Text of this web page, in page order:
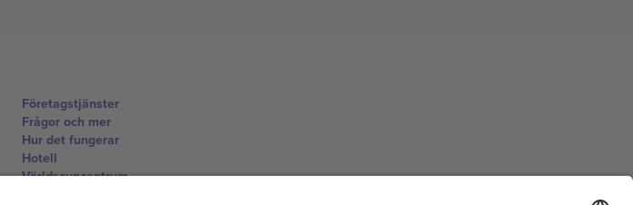
Företagstjänster
Frågor och mer
Hur det fungerar
Hotell
Världscupcentrum